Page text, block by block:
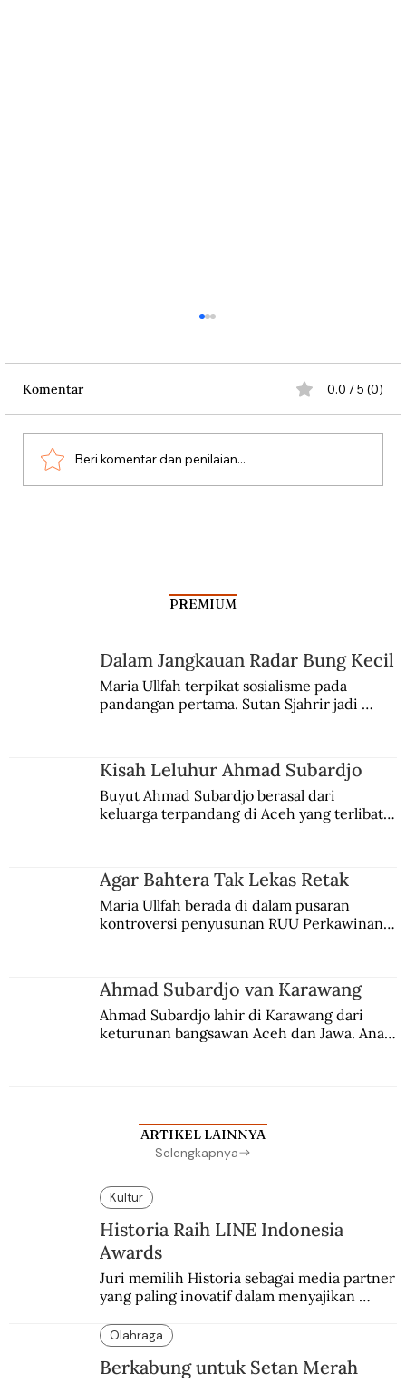
Komentar 0.0 / 5 (0)
Beri komentar dan penilaian...
PREMIUM
Dalam Jangkauan Radar Bung Kecil
Maria Ullfah terpikat sosialisme pada
pandangan pertama. Sutan Sjahrir jadi
Kisah Leluhur Ahmad Subardjo
Buyut Ahmad Subardjo berasal dari
keluarga terpandang di Aceh yang terlibat
Agar Bahtera Tak Lekas Retak
Maria Ullfah berada di dalam pusaran
kontroversi penyusunan RUU Perkawinan.
Ahmad Subardjo van Karawang
Ahmad Subardjo lahir di Karawang dari
keturunan bangsawan Aceh dan Jawa. Anak
ARTIKEL LAINNYA
Selengkapnya
Kultur
Historia Raih LINE Indonesia
Awards
Juri memilih Historia sebagai media partner
yang paling inovatif dalam menyajikan
Olahraga
Berkabung untuk Setan Merah